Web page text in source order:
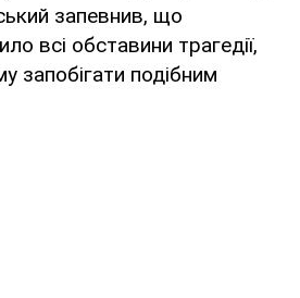
запевнив, що
всі обставини трагедії,
запобігати подібним